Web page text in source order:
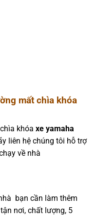
mất chìa khóa
khóa xe yamaha
liên hệ chúng tôi hỗ trợ
về nhà
bạn cần làm thêm
nơi, chất lượng, 5